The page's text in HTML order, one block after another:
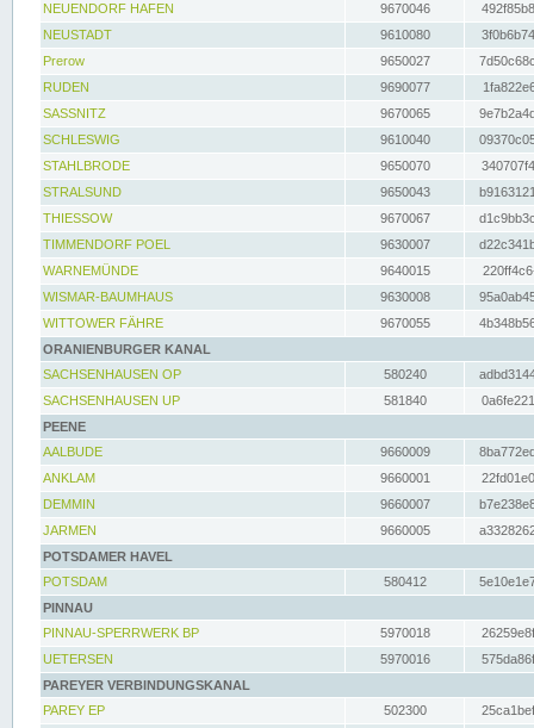
NEUENDORF HAFEN
9670046
NEUSTADT
9610080
Prerow
9650027
RUDEN
9690077
SASSNITZ
9670065
SCHLESWIG
9610040
STAHLBRODE
9650070
STRALSUND
9650043
THIESSOW
9670067
TIMMENDORF POEL
9630007
WARNEMÜNDE
9640015
WISMAR-BAUMHAUS
9630008
WITTOWER FÄHRE
9670055
ORANIENBURGER KANAL
SACHSENHAUSEN OP
580240
SACHSENHAUSEN UP
581840
PEENE
AALBUDE
9660009
ANKLAM
9660001
DEMMIN
9660007
JARMEN
9660005
POTSDAMER HAVEL
POTSDAM
580412
PINNAU
PINNAU-SPERRWERK BP
5970018
UETERSEN
5970016
PAREYER VERBINDUNGSKANAL
PAREY EP
502300